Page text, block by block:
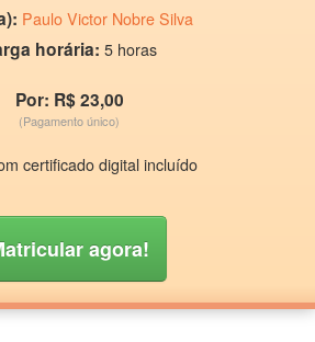
Paulo Victor Nobre Silva
horária: 5 horas
Por: R$ 23,00
(Pagamento único)
certificado digital incluído
agora!